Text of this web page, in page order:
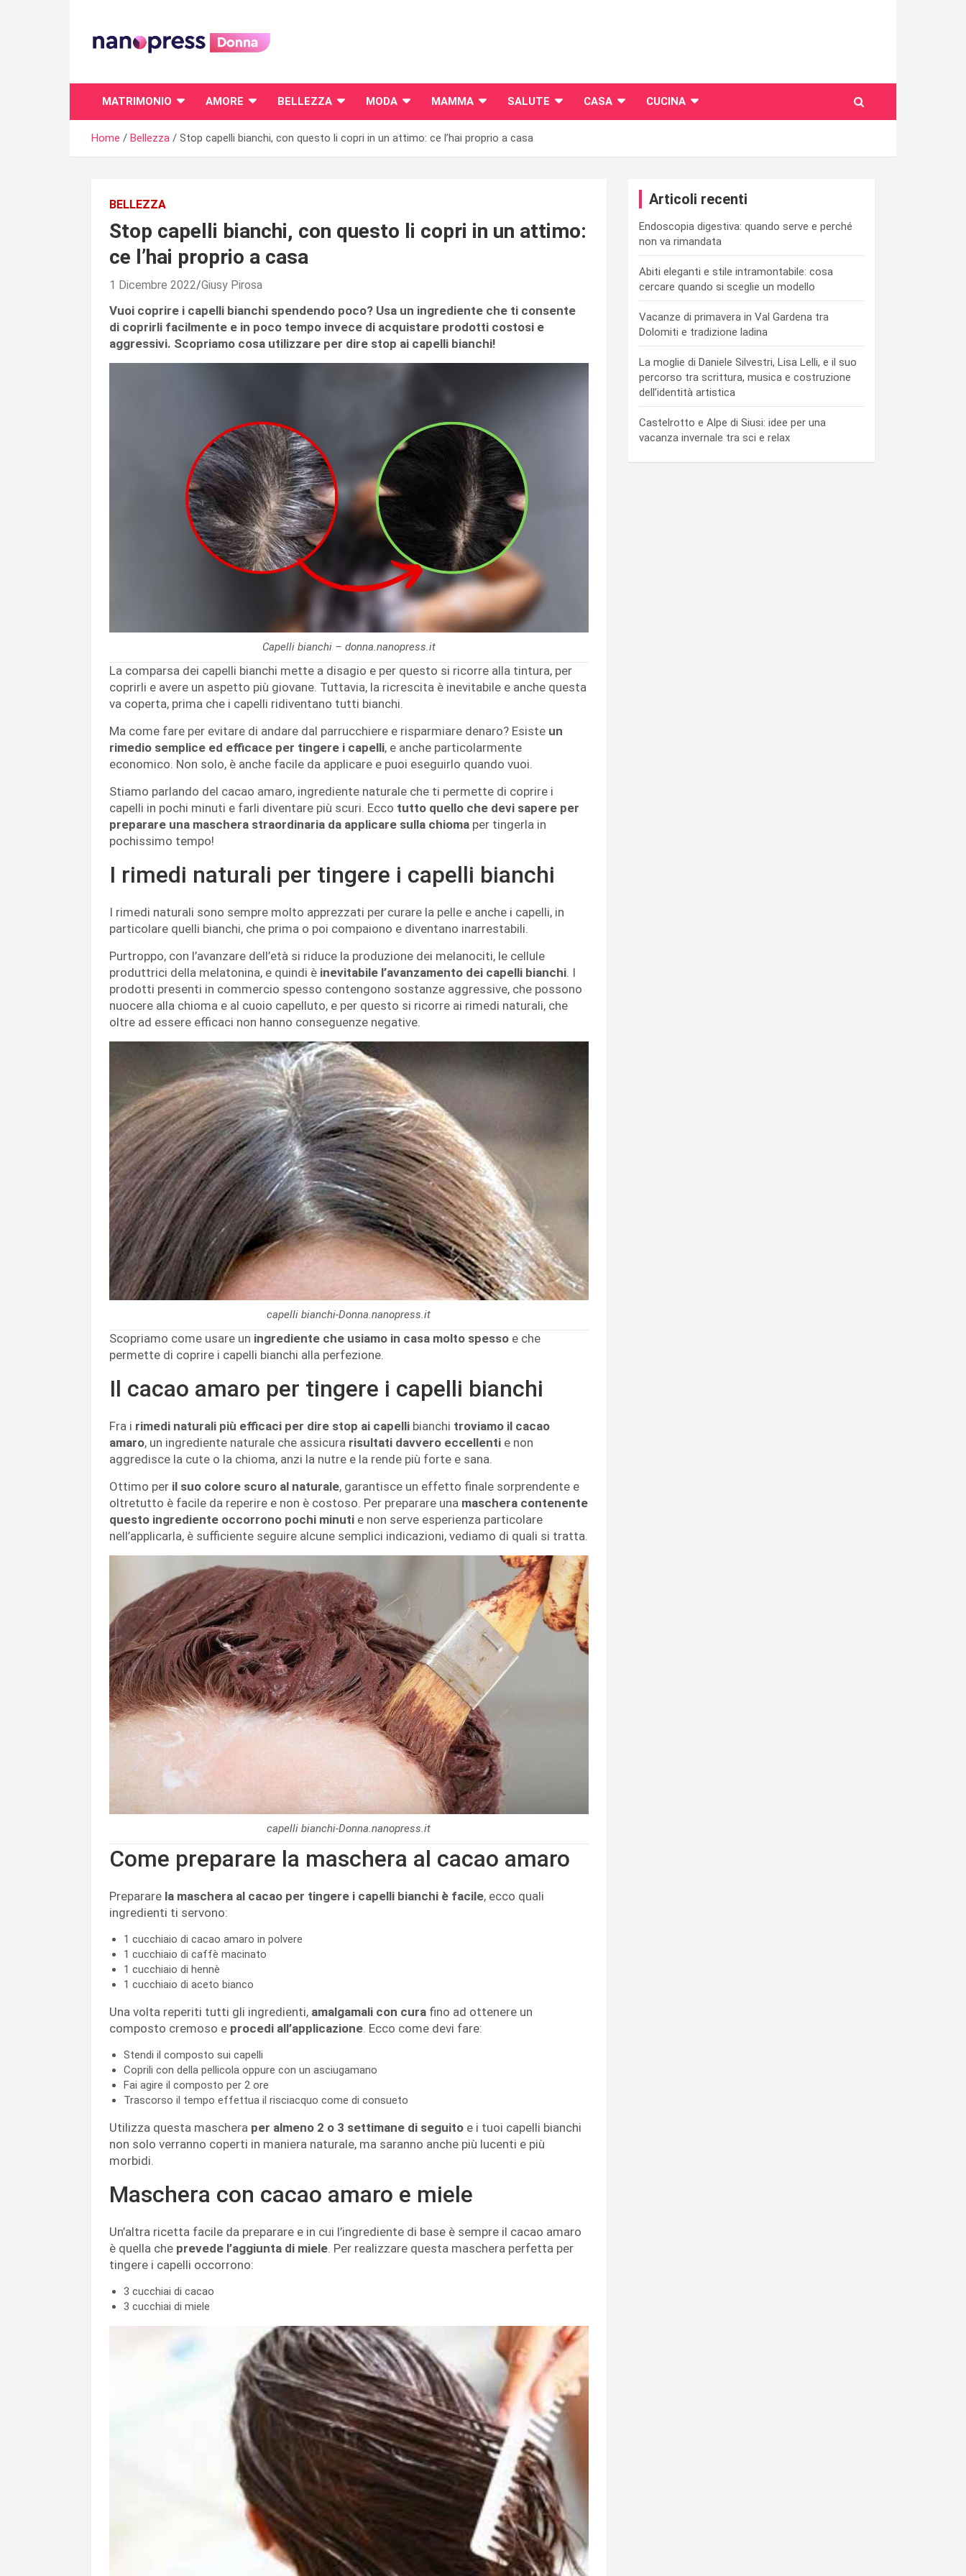
content
MATRIMONIO AMORE BELLEZZA MODA MAMMA SALUTE CASA CUCINA
Home Bellezza Stop capelli bianchi, con questo li copri in un attimo: ce l’hai proprio a casa
BELLEZZA
Stop capelli bianchi, con questo li copri in un attimo:
ce l’hai proprio a casa
1 Dicembre 2022 Giusy Pirosa
Vuoi coprire i capelli bianchi spendendo poco? Usa un ingrediente che ti consente
di coprirli facilmente e in poco tempo invece di acquistare prodotti costosi e
aggressivi. Scopriamo cosa utilizzare per dire stop ai capelli bianchi!
Capelli bianchi – donna.nanopress.it
La comparsa dei capelli bianchi mette a disagio e per questo si ricorre alla tintura, per
coprirli e avere un aspetto più giovane. Tuttavia, la ricrescita è inevitabile e anche questa
va coperta, prima che i capelli ridiventano tutti bianchi.
Ma come fare per evitare di andare dal parrucchiere e risparmiare denaro? Esiste un
rimedio semplice ed efficace per tingere i capelli, e anche particolarmente
economico. Non solo, è anche facile da applicare e puoi eseguirlo quando vuoi.
Stiamo parlando del cacao amaro, ingrediente naturale che ti permette di coprire i
capelli in pochi minuti e farli diventare più scuri. Ecco tutto quello che devi sapere per
preparare una maschera straordinaria da applicare sulla chioma per tingerla in
pochissimo tempo!
I rimedi naturali per tingere i capelli bianchi
I rimedi naturali sono sempre molto apprezzati per curare la pelle e anche i capelli, in
particolare quelli bianchi, che prima o poi compaiono e diventano inarrestabili.
Purtroppo, con l’avanzare dell’età si riduce la produzione dei melanociti, le cellule
produttrici della melatonina, e quindi è inevitabile l’avanzamento dei capelli bianchi. I
prodotti presenti in commercio spesso contengono sostanze aggressive, che possono
nuocere alla chioma e al cuoio capelluto, e per questo si ricorre ai rimedi naturali, che
oltre ad essere efficaci non hanno conseguenze negative.
capelli bianchi-Donna.nanopress.it
Scopriamo come usare un ingrediente che usiamo in casa molto spesso e che
permette di coprire i capelli bianchi alla perfezione.
Il cacao amaro per tingere i capelli bianchi
Fra i rimedi naturali più efficaci per dire stop ai capelli bianchi troviamo il cacao
amaro, un ingrediente naturale che assicura risultati davvero eccellenti e non
aggredisce la cute o la chioma, anzi la nutre e la rende più forte e sana.
Ottimo per il suo colore scuro al naturale, garantisce un effetto finale sorprendente e
oltretutto è facile da reperire e non è costoso. Per preparare una maschera contenente
questo ingrediente occorrono pochi minuti e non serve esperienza particolare
nell’applicarla, è sufficiente seguire alcune semplici indicazioni, vediamo di quali si tratta.
capelli bianchi-Donna.nanopress.it
Come preparare la maschera al cacao amaro
Preparare la maschera al cacao per tingere i capelli bianchi è facile, ecco quali
ingredienti ti servono:
1 cucchiaio di cacao amaro in polvere
1 cucchiaio di caffè macinato
1 cucchiaio di hennè
1 cucchiaio di aceto bianco
Una volta reperiti tutti gli ingredienti, amalgamali con cura fino ad ottenere un
composto cremoso e procedi all’applicazione. Ecco come devi fare:
Stendi il composto sui capelli
Coprili con della pellicola oppure con un asciugamano
Fai agire il composto per 2 ore
Trascorso il tempo effettua il risciacquo come di consueto
Utilizza questa maschera per almeno 2 o 3 settimane di seguito e i tuoi capelli bianchi
non solo verranno coperti in maniera naturale, ma saranno anche più lucenti e più
morbidi.
Maschera con cacao amaro e miele
Un’altra ricetta facile da preparare e in cui l’ingrediente di base è sempre il cacao amaro
è quella che prevede l’aggiunta di miele. Per realizzare questa maschera perfetta per
tingere i capelli occorrono:
3 cucchiai di cacao
3 cucchiai di miele
Articoli recenti
Endoscopia digestiva: quando serve e perché
non va rimandata
Abiti eleganti e stile intramontabile: cosa
cercare quando si sceglie un modello
Vacanze di primavera in Val Gardena tra
Dolomiti e tradizione ladina
La moglie di Daniele Silvestri, Lisa Lelli, e il suo
percorso tra scrittura, musica e costruzione
dell’identità artistica
Castelrotto e Alpe di Siusi: idee per una
vacanza invernale tra sci e relax